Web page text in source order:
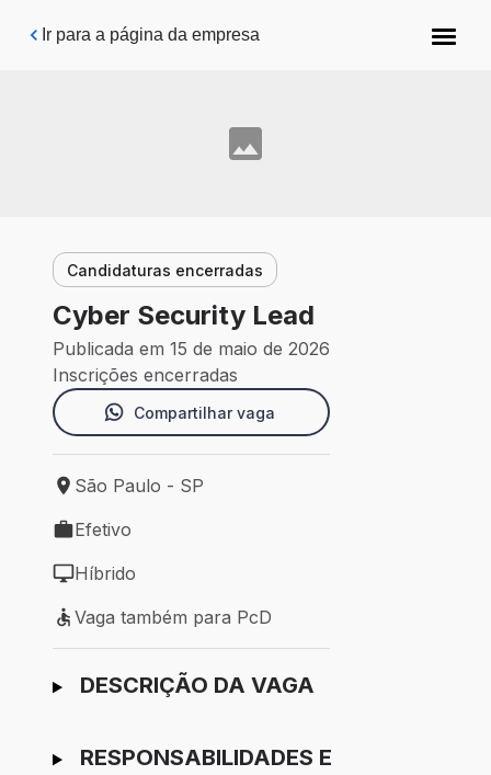
Pular para o conteúdo principal
Ir para a página da empresa
Candidaturas encerradas
Cyber Security Lead
Publicada em 15 de maio de 2026
Inscrições encerradas
Compartilhar vaga
Local de trabalho: São Paulo - SP
São Paulo - SP
Tipo de vaga: Efetivo
Efetivo
Modelo de trabalho: Híbrido
Híbrido
Vaga também para PcD
Vaga também para PcD
Ir para candidatura
DESCRIÇÃO DA VAGA
RESPONSABILIDADES E